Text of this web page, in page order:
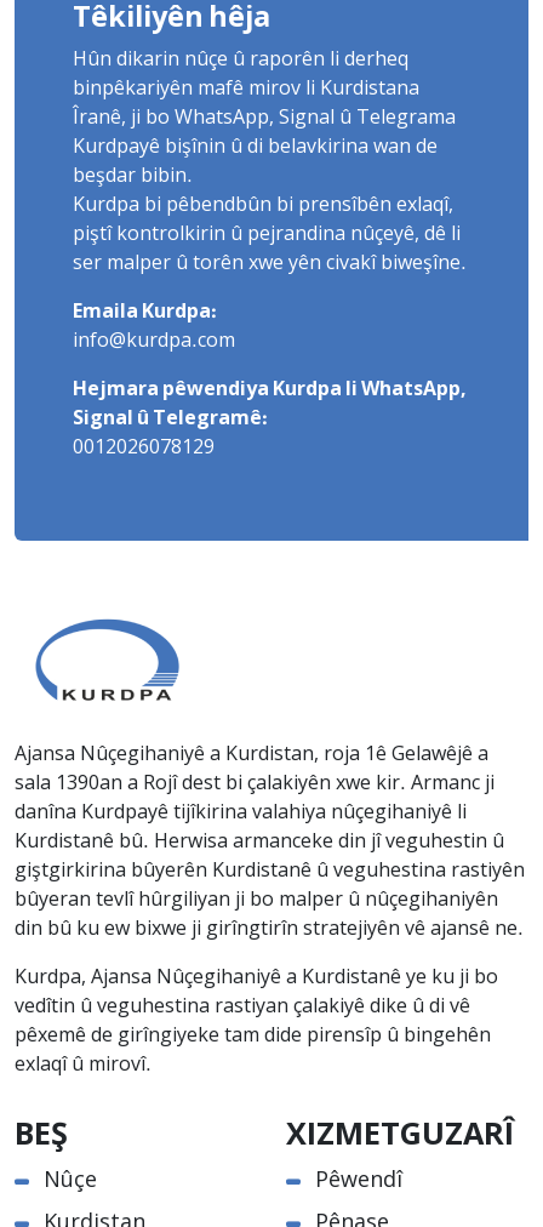
Têkiliyên hêja
Hûn dikarin nûçe û raporên li derheq
binpêkariyên mafê mirov li Kurdistana
Îranê, ji bo WhatsApp, Signal û Telegrama
Kurdpayê bişînin û di belavkirina wan de
beşdar bibin.
Kurdpa bi pêbendbûn bi prensîbên exlaqî,
piştî kontrolkirin û pejrandina nûçeyê, dê li
ser malper û torên xwe yên civakî biweşîne.
Emaila Kurdpa:
info@kurdpa.com
Hejmara pêwendiya Kurdpa li WhatsApp,
Signal û Telegramê:
0012026078129
Ajansa Nûçegihaniyê a Kurdistan, roja 1ê Gelawêjê a
sala 1390an a Rojî dest bi çalakiyên xwe kir. Armanc ji
danîna Kurdpayê tijîkirina valahiya nûçegihaniyê li
Kurdistanê bû. Herwisa armanceke din jî veguhestin û
giştgirkirina bûyerên Kurdistanê û veguhestina rastiyên
bûyeran tevlî hûrgiliyan ji bo malper û nûçegihaniyên
din bû ku ew bixwe ji girîngtirîn stratejiyên vê ajansê ne.
Kurdpa, Ajansa Nûçegihaniyê a Kurdistanê ye ku ji bo
vedîtin û veguhestina rastiyan çalakiyê dike û di vê
pêxemê de girîngiyeke tam dide pirensîp û bingehên
exlaqî û mirovî.
BEŞ
Nûçe
XIZMETGUZARÎ
Pêwendî